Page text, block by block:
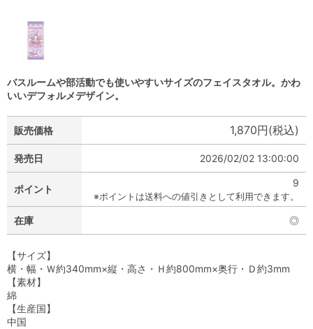
バスルームや部活動でも使いやすいサイズのフェイスタオル。かわ
いいデフォルメデザイン。
販売価格 1,870円(税込)
発売日 2026/02/02 13:00:00
ポイント
9
※ポイントは送料への値引きとして利用できます。
在庫 ◎
【サイズ】
横・幅・Ｗ約340mm×縦・高さ・Ｈ約800mm×奥行・Ｄ約3mm
【素材】
綿
【生産国】
中国